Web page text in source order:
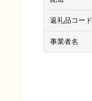
返礼品コード
事業者名